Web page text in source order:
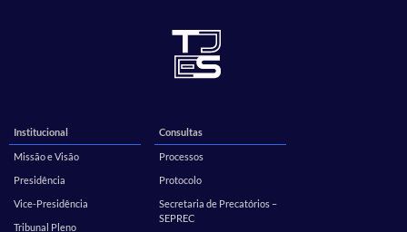
Institucional
Missão e Visão
Presidência
Vice-Presidência
Tribunal Pleno
Consultas
Processos
Protocolo
Secretaria de Precatórios –
SEPREC